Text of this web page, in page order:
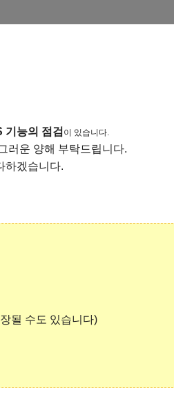
기능의 점검 이 있습니다.
러운 양해 부탁드립니다.
하겠습니다.
될 수도 있습니다)